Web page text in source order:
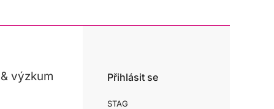
výzkum Přihlásit se
STAG